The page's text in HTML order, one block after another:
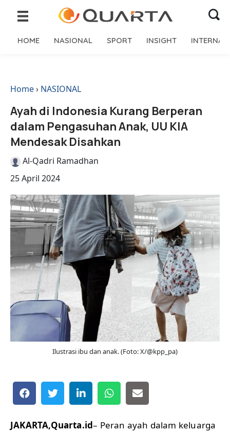
HOME NASIONAL SPORT INSIGHT
Home› NASIONAL
Ayah di Indonesia Kurang Berperan
dalam Pengasuhan Anak, UU KIA
Mendesak Disahkan
Al-Qadri Ramadhan
25 April 2024
Ilustrasi ibu dan anak. (Foto: X/@kpp_pa)
JAKARTA,Quarta.id– Peran ayah dalam keluarga